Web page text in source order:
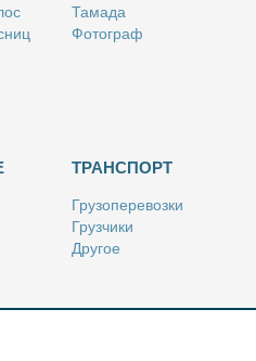
Та­ма­да
Фо­то­граф
ТРАНСПОРТ
Гру­зо­пе­ре­воз­ки
Груз­чи­ки
Дру­гое
Так­си